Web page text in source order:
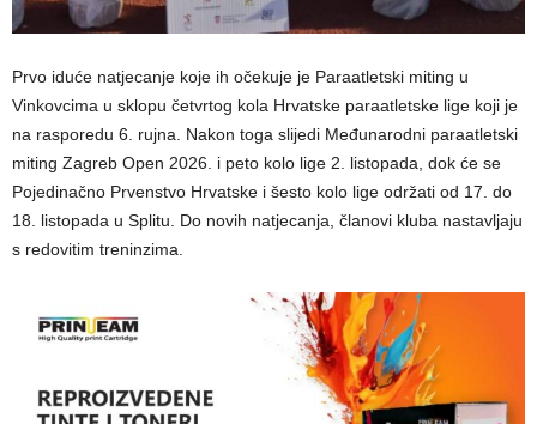
Prvo iduće natjecanje koje ih očekuje je Paraatletski miting u
Vinkovcima u sklopu četvrtog kola Hrvatske paraatletske lige koji je
na rasporedu 6. rujna. Nakon toga slijedi Međunarodni paraatletski
miting Zagreb Open 2026. i peto kolo lige 2. listopada, dok će se
Pojedinačno Prvenstvo Hrvatske i šesto kolo lige održati od 17. do
18. listopada u Splitu. Do novih natjecanja, članovi kluba nastavljaju
s redovitim treninzima.